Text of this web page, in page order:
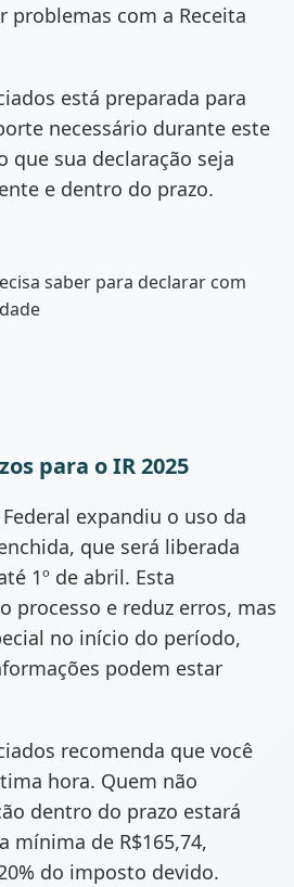
problemas com a Receita
está preparada para
necessário durante este
que sua declaração seja
e dentro do prazo.
para o IR 2025
expandiu o uso da
que será liberada
1º de abril. Esta
processo e reduz erros, mas
no início do período,
podem estar
recomenda que você
hora. Quem não
dentro do prazo estará
mínima de R$165,74,
do imposto devido.